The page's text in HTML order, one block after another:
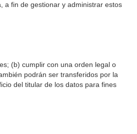
a fin de gestionar y administrar estos
(b) cumplir con una orden legal o
podrán ser transferidos por la
del titular de los datos para fines